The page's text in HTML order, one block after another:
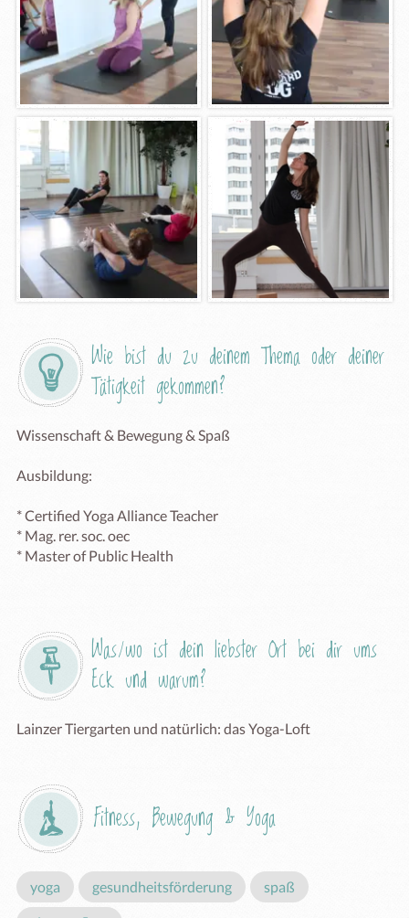
Wie bist du zu deinem Thema oder deiner
Tätigkeit gekommen?
Wissenschaft & Bewegung & Spaß
Ausbildung:
* Certified Yoga Alliance Teacher
* Mag. rer. soc. oec
* Master of Public Health
Was/wo ist dein liebster Ort bei dir ums
Eck und warum?
Lainzer Tiergarten und natürlich: das Yoga-Loft
Fitness, Bewegung & Yoga
yoga gesundheitsförderung spaß